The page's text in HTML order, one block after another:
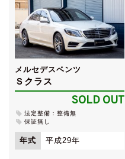
メルセデスベンツ
Ｓクラス
SOLD OUT
法定整備：整備無
保証無し
年式 平成29年